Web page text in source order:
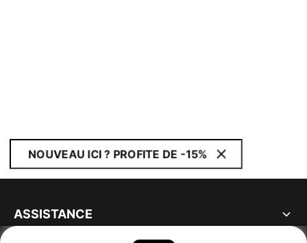
NOUVEAU ICI ? PROFITE DE -15%
ASSISTANCE